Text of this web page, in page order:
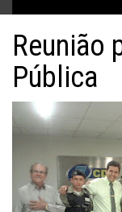
Reunião
Pública